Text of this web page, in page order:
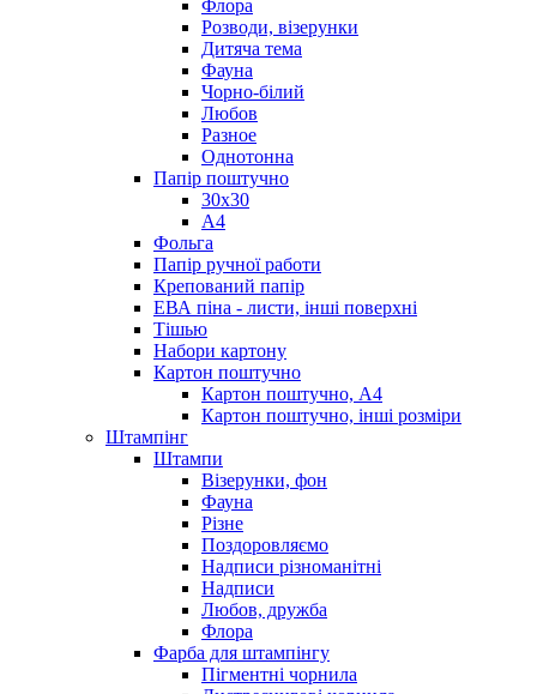
Флора
Розводи, візерунки
Дитяча тема
Фауна
Чорно-білий
Любов
Разное
Однотонна
Папір поштучно
30х30
А4
Фольга
Папір ручної работи
Крепований папір
ЕВА піна - листи, інші поверхні
Тішью
Набори картону
Картон поштучно
Картон поштучно, А4
Картон поштучно, інші розміри
Штампінг
Штампи
Візерунки, фон
Фауна
Різне
Поздоровляємо
Надписи різноманітні
Надписи
Любов, дружба
Флора
Фарба для штампінгу
Пігментні чорнила